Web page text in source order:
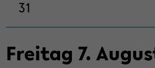
31
Frei­tag 7.